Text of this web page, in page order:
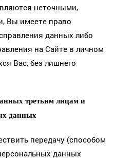
неточными,
Вы имеете право
данных либо
на Сайте в личном
Вас, без лишнего
третьим лицам и
данных
передачу (способом
данных